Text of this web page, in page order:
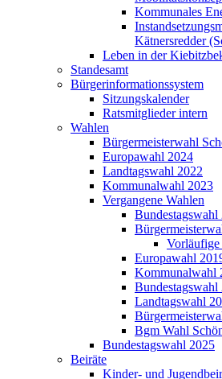
Kommunales
Kätnersredder
Leben in der
Standesamt
Bürgerinformationssystem
Sitzungskalender
Ratsmitglieder intern
Wahlen
Bürgermeisterwahl
Europawahl 2024
Landtagswahl 2022
Kommunalwahl 2023
Vergangene Wahlen
Bundestagswahl
Vorläufige
Europawahl
Kommunalwahl
Bundestagswahl
Landtagswahl
Bgm Wahl
Bundestagswahl 2025
Beiräte
Kinder- und